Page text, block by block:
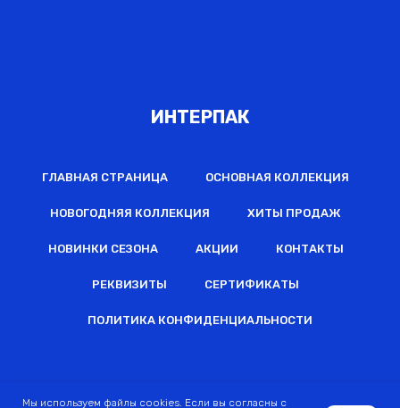
ИНТЕРПАК
ГЛАВНАЯ СТРАНИЦА ОСНОВНАЯ КОЛЛЕКЦИЯ
НОВОГОДНЯЯ КОЛЛЕКЦИЯ ХИТЫ ПРОДАЖ
НОВИНКИ СЕЗОНА АКЦИИ КОНТАКТЫ
РЕКВИЗИТЫ СЕРТИФИКАТЫ
ПОЛИТИКА КОНФИДЕНЦИАЛЬНОСТИ
Мы используем файлы cookies. Если вы согласны с